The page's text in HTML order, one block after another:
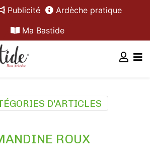
Publicité
Ardèche pratique
Ma Bastide
D'ARTICLES
ROUX